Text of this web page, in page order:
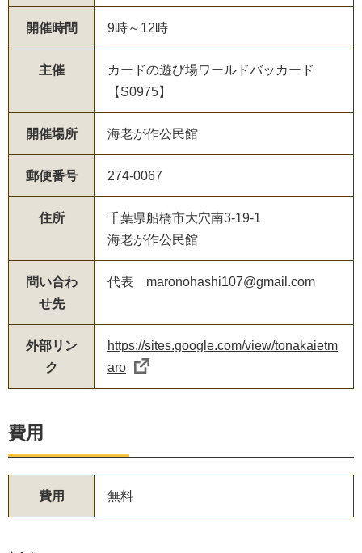
開催時間 9時～12時
主催
カードの遊び場ワールドバッカード
【S0975】
開催場所 海老が作公民館
郵便番号 274-0067
住所
千葉県船橋市大穴南3-19-1
海老が作公民館
問い合わ
せ先
代表 maronohashi107@gmail.com
外部リン
ク
https://sites.google.com/view/tonakaietm
aro
費用
費用 無料